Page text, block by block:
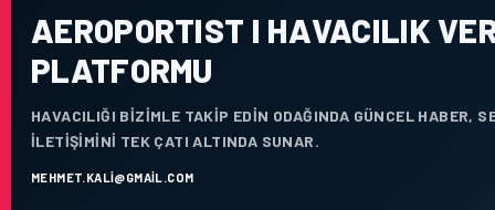
AEROPORTIST I HAVACILIK
PLATFORMU
HAVACILIĞI BIZIMLE TAKIP EDIN ODAĞINDA GÜNCEL HABER,
ILETIŞIMINI TEK ÇATI ALTINDA SUNAR.
MEHMET.KALI@GMAIL.COM